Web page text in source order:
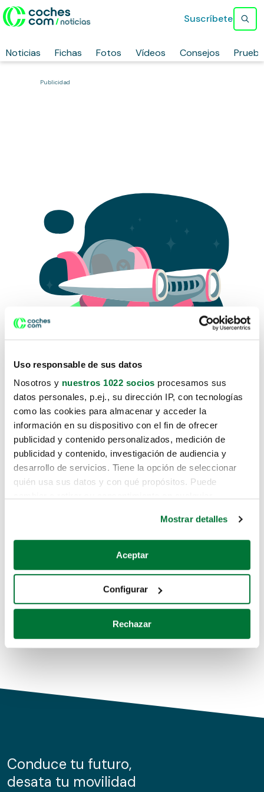
Uso responsable de sus datos
Nosotros y nuestros 1022 socios procesamos sus
datos personales, p.ej., su dirección IP, con tecnologías
como las cookies para almacenar y acceder la
información en su dispositivo con el fin de ofrecer
publicidad y contenido personalizados, medición de
publicidad y contenido, investigación de audiencia y
desarrollo de servicios. Tiene la opción de seleccionar
quién usa sus datos y con qué propósitos. Puede
Si lo permite, también quisiéramos:
Recopilar información sobre su ubicación geográfica
Identificar su dispositivo analizándolo activamente
para buscar características específicas (huellas
Obtenga más información sobre cómo se procesan sus
de cookies.
información sobre el uso que haga del sitio web con
nuestros partners de redes sociales, publicidad y análisis
Mostrar detalles
Aceptar
Configurar
Rechazar
Noticias Fichas Fotos Vídeos Consejos
Suscríbete
Publicidad
Lo sentimos, no sabemos como
te hemos traido hasta aquí.
Pero puedes encontrar el coche que estás
buscando en alguno de estos enlaces:
Coches de segunda mano
Coches de km0
Conduce tu futuro,
desata tu movilidad